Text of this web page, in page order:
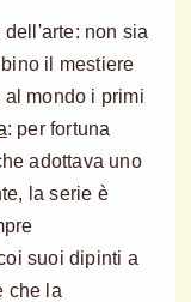
non sia
il mestiere
mondo i primi
: per fortuna
adottava uno
la serie è
suoi dipinti a
che la